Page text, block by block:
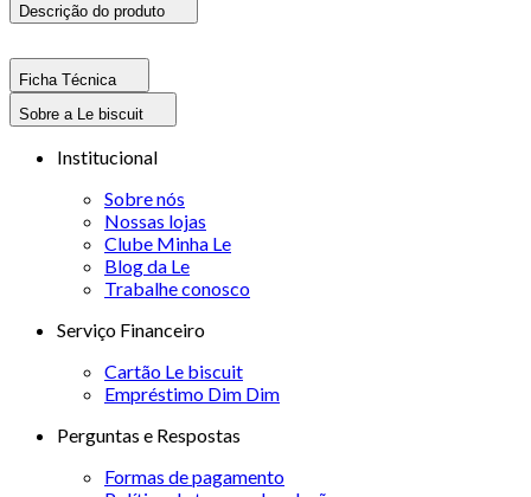
Descrição do produto
Ficha Técnica
Sobre a Le biscuit
Institucional
Sobre nós
Nossas lojas
Clube Minha Le
Blog da Le
Trabalhe conosco
Serviço Financeiro
Cartão Le biscuit
Empréstimo Dim Dim
Perguntas e Respostas
Formas de pagamento